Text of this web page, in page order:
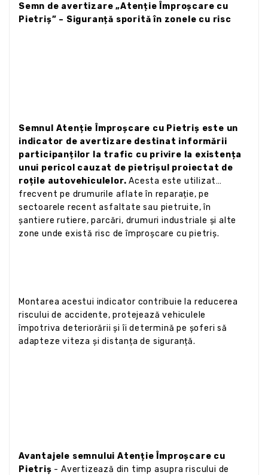
Semn de avertizare „Atenție Împroșcare cu
Pietriș” – Siguranță sporită în zonele cu risc
Semnul Atenție Împroșcare cu Pietriș este un
indicator de avertizare destinat informării
participanților la trafic cu privire la existența
unui pericol cauzat de pietrișul proiectat de
roțile autovehiculelor. Acesta este utilizat
frecvent pe drumurile aflate în reparație, pe
sectoarele recent asfaltate sau pietruite, în
șantiere rutiere, parcări, drumuri industriale și alte
zone unde există risc de împroșcare cu pietriș.
Montarea acestui indicator contribuie la reducerea
riscului de accidente, protejează vehiculele
împotriva deteriorării și îi determină pe șoferi să
adapteze viteza și distanța de siguranță.
Avantajele semnului Atenție Împroșcare cu
Pietriș - Avertizează din timp asupra riscului de